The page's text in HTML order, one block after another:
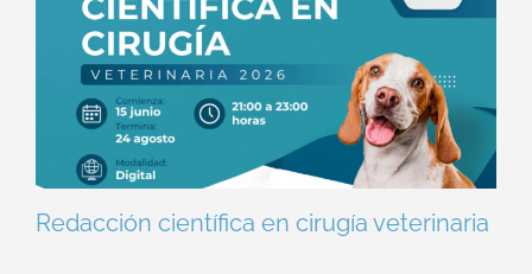
Redacción científica en cirugía veterinaria